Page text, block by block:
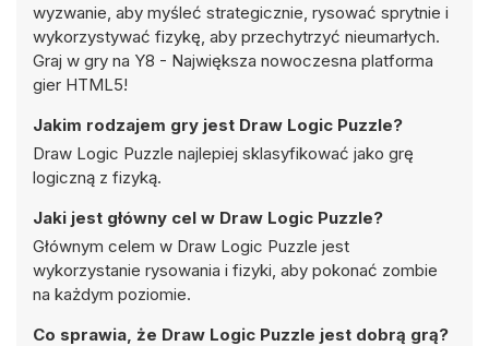
wyzwanie, aby myśleć strategicznie, rysować sprytnie i
wykorzystywać fizykę, aby przechytrzyć nieumarłych.
Graj w gry na Y8 - Największa nowoczesna platforma
gier HTML5!
Jakim rodzajem gry jest Draw Logic Puzzle?
Draw Logic Puzzle najlepiej sklasyfikować jako grę
logiczną z fizyką.
Jaki jest główny cel w Draw Logic Puzzle?
Głównym celem w Draw Logic Puzzle jest
wykorzystanie rysowania i fizyki, aby pokonać zombie
na każdym poziomie.
Co sprawia, że Draw Logic Puzzle jest dobrą grą?